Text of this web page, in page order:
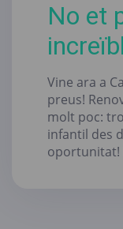
No et
Vine ara a
preus!
molt poc:
infantil des
oportunitat!